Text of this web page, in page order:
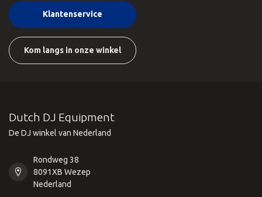
Klantenservice
Kom langs in onze winkel
Dutch DJ Equipment
De DJ winkel van Nederland
Rondweg 38
8091XB Wezep
Nederland